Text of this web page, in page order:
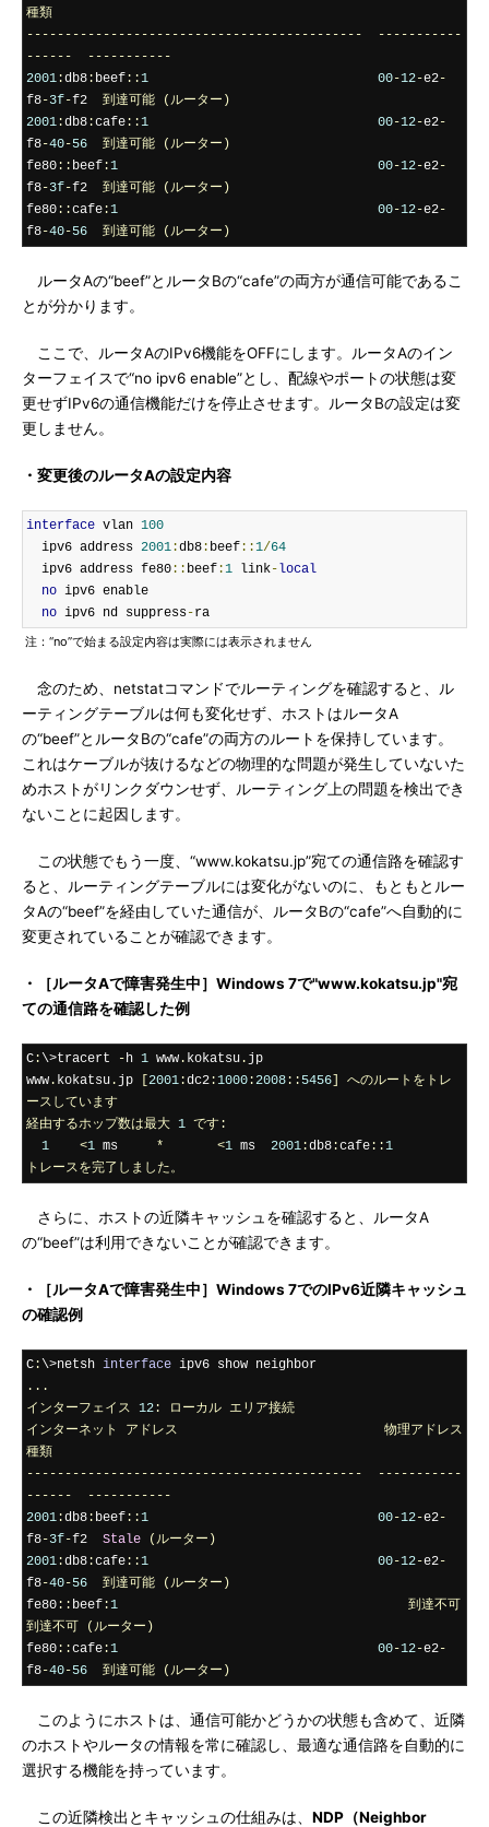
種類
--------------------------------------------
-----------
------
-----------
2001 :db8 : beef ::1 00-12-e2-
f8-3f-f2 到達可能
(ルーター)
2001 :db8 :cafe ::1 00-12-e2-
f8-40-56 到達可能
(ルーター)
fe80 :: beef :1 00-12-e2-
f8-3f-f2 到達可能
(ルーター)
fe80 ::cafe :1 00-12-e2-
f8-40-56 到達可能 (ルーター)
ルータAの“beef”とルータBの“cafe”の両方が通信可能であるこ
とが分かります。
ここで、ルータAのIPv6機能をOFFにします。ルータAのイン
ターフェイスで“no ipv6 enable”とし、配線やポートの状態は変
更せずIPv6の通信機能だけを停止させます。ルータBの設定は変
更しません。
・変更後のルータAの設定内容
interface vlan 100
  ipv6 address
2001:db8: beef::1/64
  ipv6 address fe80
:: beef:1 link- local
no ipv6 enable
no ipv6 nd suppress-ra
注：“no”で始まる設定内容は実際には表示されません
念のため、netstatコマンドでルーティングを確認すると、ル
ーティングテーブルは何も変化せず、ホストはルータA
の“beef”とルータBの“cafe”の両方のルートを保持しています。
これはケーブルが抜けるなどの物理的な問題が発生していないた
めホストがリンクダウンせず、ルーティング上の問題を検出でき
ないことに起因します。
この状態でもう一度、“www.kokatsu.jp”宛ての通信路を確認す
ると、ルーティングテーブルには変化がないのに、もともとルー
タAの“beef”を経由していた通信が、ルータBの“cafe”へ自動的に
変更されていることが確認できます。
・［ルータAで障害発生中］Windows 7で"www.kokatsu.jp"宛
ての通信路を確認した例
C : \>tracert -h 1 www . kokatsu . jp
www . kokatsu . jp 2001 :dc2 :1000 :2008 :: 5456
へのルートをトレ
ースしています
経由するホップ数は最大 1 です:
1
<1 ms * <1 ms 2001 :db8 :cafe ::1
トレースを完了しました。
さらに、ホストの近隣キャッシュを確認すると、ルータA
の“beef”は利用できないことが確認できます。
・［ルータAで障害発生中］Windows 7でのIPv6近隣キャッシュ
の確認例
C : \>netsh interface
...
インターフェイス 12 : ローカル エリア接続
インターネット
アドレス
物理アドレス
種類
--------------------------------------------
-----------
------
-----------
2001 :db8 : beef ::1 00-12-e2-
f8-3f-f2 Stale
(ルーター)
2001 :db8 :cafe ::1 00-12-e2-
f8-40-56 到達可能
(ルーター)
fe80 :: beef :1
到達不可
到達不可
(ルーター)
fe80 ::cafe :1 00-12-e2-
f8-40-56 到達可能 (ルーター)
このようにホストは、通信可能かどうかの状態も含めて、近隣
のホストやルータの情報を常に確認し、最適な通信路を自動的に
選択する機能を持っています。
この近隣検出とキャッシュの仕組みは、 NDP（Neighbor